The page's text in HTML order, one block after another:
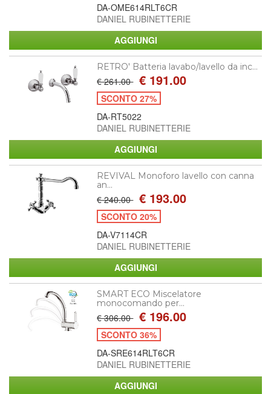
DA-OME614RLT6CR
DANIEL RUBINETTERIE
RETRO' Batteria lavabo/lavello da inc...
€ 261.00 € 191.00
SCONTO 27%
DA-RT5022
DANIEL RUBINETTERIE
REVIVAL Monoforo lavello con canna
an...
€ 240.00 € 193.00
SCONTO 20%
DA-V7114CR
DANIEL RUBINETTERIE
SMART ECO Miscelatore
monocomando per...
€ 306.00 € 196.00
SCONTO 36%
DA-SRE614RLT6CR
DANIEL RUBINETTERIE